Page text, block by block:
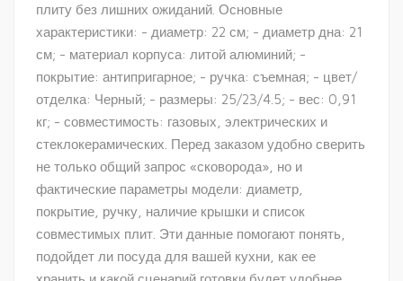
плиту без лишних ожиданий. Основные
характеристики: - диаметр: 22 см; - диаметр дна: 21
см; - материал корпуса: литой алюминий; -
покрытие: антипригарное; - ручка: съемная; - цвет/
отделка: Черный; - размеры: 25/23/4.5; - вес: 0,91
кг; - совместимость: газовых, электрических и
стеклокерамических. Перед заказом удобно сверить
не только общий запрос «сковорода», но и
фактические параметры модели: диаметр,
покрытие, ручку, наличие крышки и список
совместимых плит. Эти данные помогают понять,
подойдет ли посуда для вашей кухни, как ее